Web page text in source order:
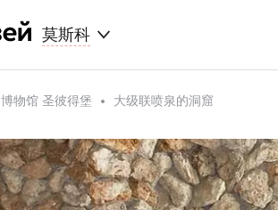
莫斯科
博物馆 圣彼得堡 大级联喷泉的洞窟